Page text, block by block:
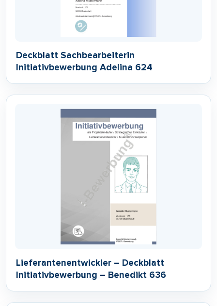
Deckblatt Sachbearbeiterin
Initiativbewerbung Adelina 624
Lieferantenentwickler – Deckblatt
Initiativbewerbung – Benedikt 636